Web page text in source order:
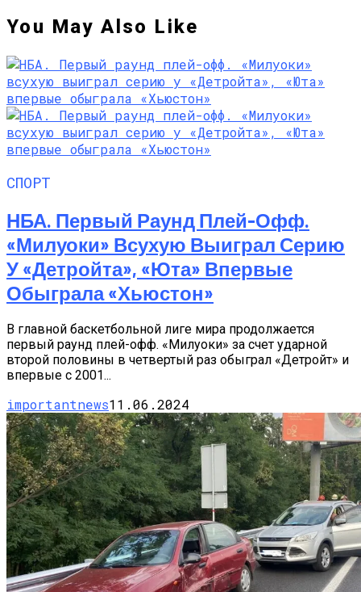
You May Also Like
СПОРТ
НБА. Первый Раунд Плей-Офф.
«Милуоки» Всухую Выиграл Серию
У «Детройта», «Юта» Впервые
Обыграла «Хьюстон»
В главной баскетбольной лиге мира продолжается
первый раунд плей-офф. «Милуоки» за счет ударной
второй половины в четвертый раз обыграл «Детройт» и
впервые с 2001...
importantnews11.06.2024